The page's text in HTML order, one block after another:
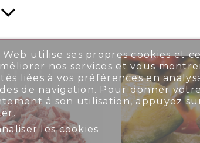
Web utilise ses propres cookies et
nos services et vous
liées à vos préférences en
de navigation. Pour donner
à son utilisation, appuyez
les cookies